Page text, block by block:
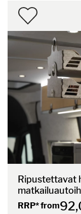
Ripustettavat
RRP* from